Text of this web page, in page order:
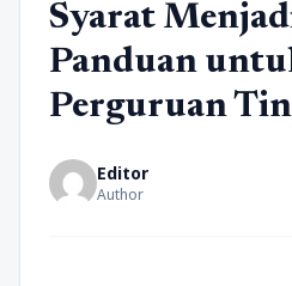
Syarat
Panduan
Perguruan
Editor
Author